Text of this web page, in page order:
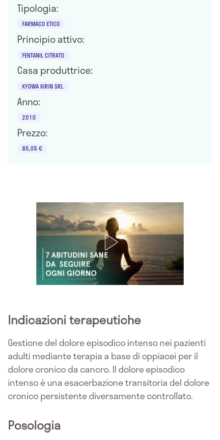
Tipologia:
FARMACO ETICO
Principio attivo:
FENTANIL CITRATO
Casa produttrice:
KYOWA KIRIN SRL
Anno:
2010
Prezzo:
85,05 €
Indicazioni terapeutiche
Gestione del dolore episodico intenso nei pazienti
adulti mediante terapia a base di oppiacei per il
dolore cronico da cancro. Il dolore episodico
intenso è una esacerbazione transitoria del dolore
cronico persistente diversamente controllato.
Posologia